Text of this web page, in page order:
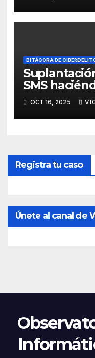
BITÁCORA DE
SMS
Banco
OCT 16, 2025
Registra tu caso
Únete al canal de